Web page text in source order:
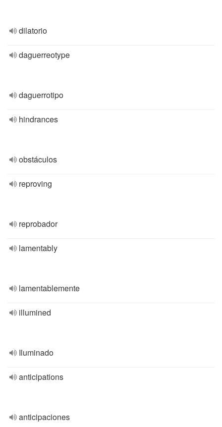
dilatorio
daguerreotype
daguerrotipo
hindrances
obstáculos
reproving
reprobador
lamentably
lamentablemente
illumined
Iluminado
anticipations
anticipaciones